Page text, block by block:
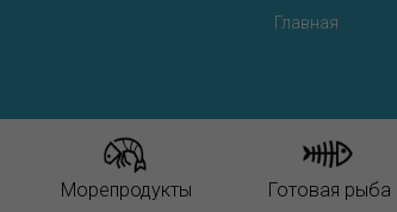
Готовая рыба
Морепродукты
Главная